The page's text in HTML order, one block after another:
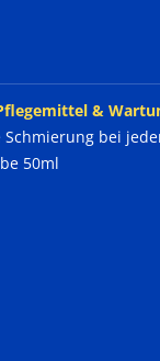
&
bei
50ml